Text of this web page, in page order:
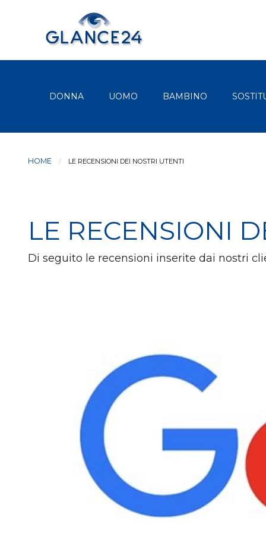
DONNA UOMO BAMBINO
HOME LE RECENSIONI DEI NOSTRI UTENTI
LE RECENSIONI
Di seguito le recensioni inserite dai nostri